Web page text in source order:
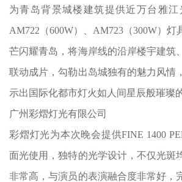
为青岛背景城楼建筑提供近万台雅江
AM722（600W）、AM723（300W） 灯
芒闪耀青岛，将海岸线的沿岸楼宇建筑
联动成片，勾勒出岛城独有的魅力风情
示出国际化都市灯火如人间星辰般璀璨
广州彩熠灯光有限公司
彩熠灯光为本次晚会提供FINE 1400
面光使用，独特的光学设计，不仅光斑
非常高，与演员的表演融合度非常好，